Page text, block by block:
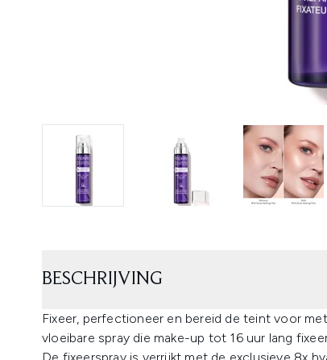
BESCHRIJVING
Fixeer, perfectioneer en bereid de teint voor
vloeibare spray die make-up tot 16 uur lang